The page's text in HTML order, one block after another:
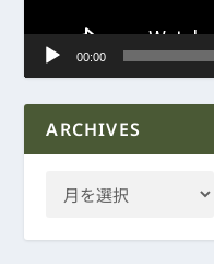
00:00
ARCHIVES